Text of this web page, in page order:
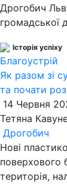
Дрогобич
громадської
Історія успіху
Благоустрій
Як разом зі
та почати
14 Червня
Тетяна
Дрогобич
Нові
поверхового
територія,